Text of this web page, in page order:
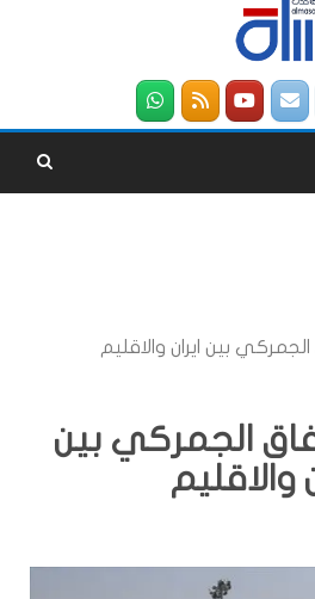
بين ايران والاقليم
الجمركي بين
والاقليم